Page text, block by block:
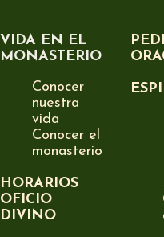
VIDA EN EL
MONASTERIO
Conocer
nuestra
vida
Conocer el
monasterio
HORARIOS
OFICIO
DIVINO